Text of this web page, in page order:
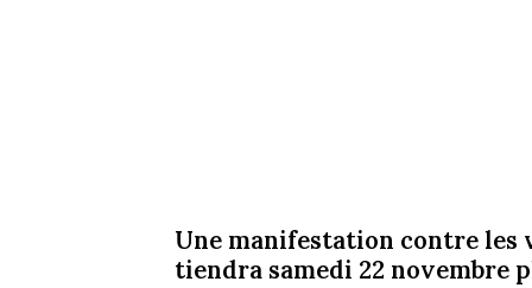
Une manifestation contre les
tiendra samedi 22 novembre